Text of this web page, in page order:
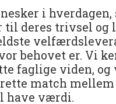
i
til deres trivsel og
behovet er. Vi
faglige viden, og
match mellem
have værdi.